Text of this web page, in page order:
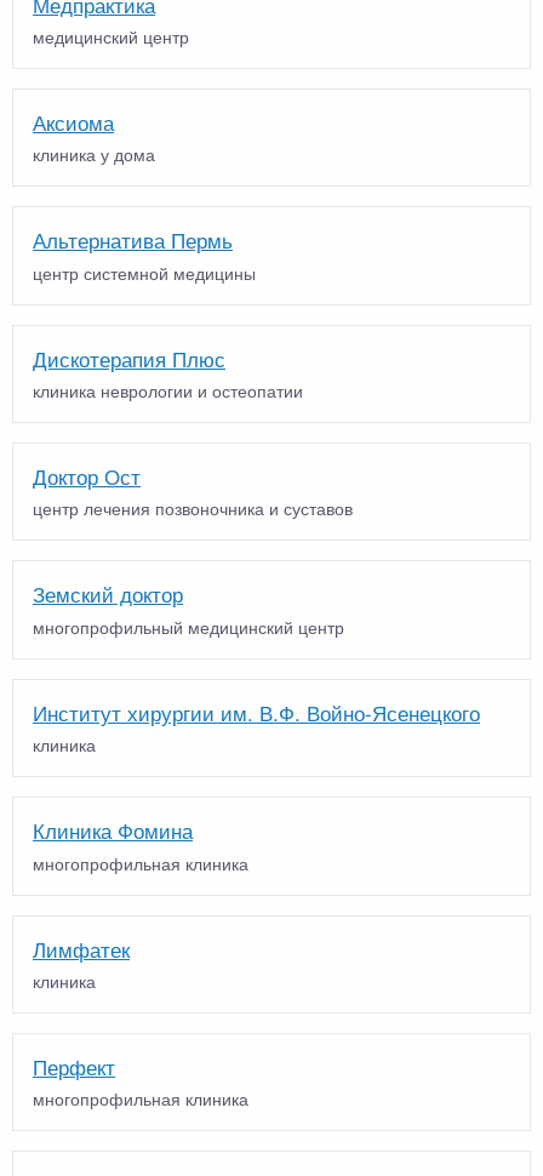
медицинский центр
Аксиома
клиника у дома
Альтернатива Пермь
центр системной медицины
Дискотерапия Плюс
клиника неврологии и остеопатии
Доктор Ост
центр лечения позвоночника и суставов
Земский доктор
многопрофильный медицинский центр
Институт хирургии им. В.Ф. Войно-Ясенецкого
клиника
Клиника Фомина
многопрофильная клиника
Лимфатек
клиника
Перфект
многопрофильная клиника